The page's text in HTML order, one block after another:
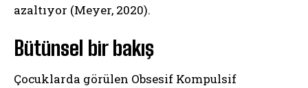
azaltıyor (Meyer, 2020).
Bütünsel bir bakış
Çocuklarda görülen Obsesif Kompulsif